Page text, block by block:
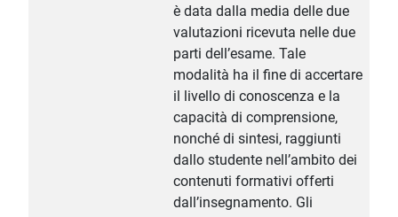
è data dalla media delle due
valutazioni ricevuta nelle due
parti dell’esame. Tale
modalità ha il fine di accertare
il livello di conoscenza e la
capacità di comprensione,
nonché di sintesi, raggiunti
dallo studente nell’ambito dei
contenuti formativi offerti
dall’insegnamento. Gli